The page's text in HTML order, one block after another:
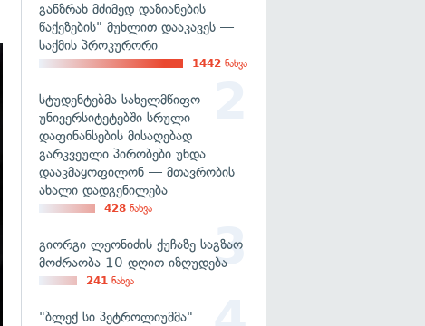
განზრახ მძიმედ დაზიანების
წაქეზების" მუხლით დააკავეს —
საქმის პროკურორი
1442 ნახვა
სტუდენტებმა სახელმწიფო
უნივერსიტეტებში სრული
დაფინანსების მისაღებად
გარკვეული პირობები უნდა
დააკმაყოფილონ — მთავრობის
ახალი დადგენილება
428 ნახვა
გიორგი ლეონიძის ქუჩაზე საგზაო
მოძრაობა 10 დღით იზღუდება
241 ნახვა
"ბლექ სი პეტროლიუმმა"